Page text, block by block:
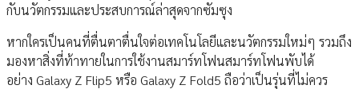
กับนวัตกรรมและประสบการณ์ล่าสุดจากซัมซุง
หากใครเป็นคนที่ตื่นตาตื่นใจต่อเทคโนโลยีและนวัตกรรมใหม่ๆ รวมถึง
มองหาสิ่งที่ท้าทายในการใช้งานสมาร์ทโฟนสมาร์ทโฟนพับได้
อย่าง Galaxy Z Flip5 หรือ Galaxy Z Fold5 ถือว่าเป็นรุ่นที่ไม่ควร